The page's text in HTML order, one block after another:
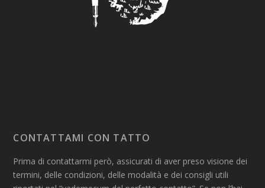
CONTATTAMI CON TATTO
Prima di contattarmi però, assicurati di aver preso visione dei
termini, delle condizioni, delle modalità e dei consigli utili